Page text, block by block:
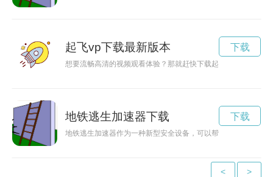
起飞vp下载最新版本
想要流畅高清的视频观看体验？那就赶快下载起飞VP吧！它提
下载
地铁逃生加速器下载
地铁逃生加速器作为一种新型安全设备，可以帮助乘客在紧急
下载
< >